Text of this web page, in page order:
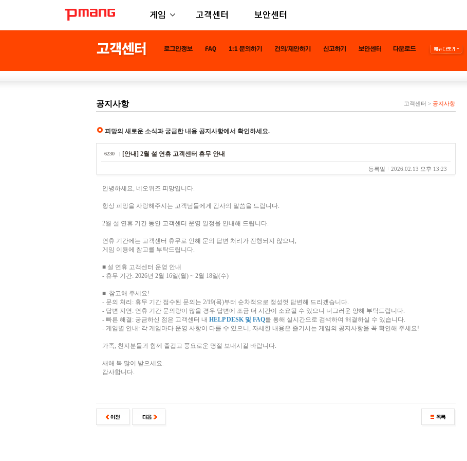
게임 고객센터 보안센터
공지사항 고객센터 > 공지사항
피망의 새로운 소식과 궁금한 내용 공지사항에서 확인하세요.
6230 [안내] 2월 설 연휴 고객센터 휴무 안내
등록일 2026.02.13 오후 13:23
안녕하세요, 네오위즈 피망입니다.
항상 피망을 사랑해주시는 고객님들에게 감사의 말씀을 드립니다.
2월 설 연휴 기간 동안 고객센터 운영 일정을 안내해 드립니다.
연휴 기간에는 고객센터 휴무로 인해 문의 답변 처리가 진행되지 않으니,
게임 이용에 참고를 부탁드립니다.
■ 설 연휴 고객센터 운영 안내
- 휴무 기간: 2026년 2월 16일(월) ~ 2월 18일(수)
■ 참고해 주세요!
- 문의 처리: 휴무 기간 접수된 문의는 2/19(목)부터 순차적으로 정성껏 답변해 드리겠습니다.
- 답변 지연: 연휴 기간 문의량이 많을 경우 답변에 조금 더 시간이 소요될 수 있으니 너그러운 양해 부탁드립니다.
- 빠른 해결: 궁금하신 점은 고객센터 내 HELP DESK 및 FAQ를 통해 실시간으로 검색하여 해결하실 수 있습니다.
- 게임별 안내: 각 게임마다 운영 사항이 다를 수 있으니, 자세한 내용은 즐기시는 게임의 공지사항을 꼭 확인해 주세요!
가족, 친지분들과 함께 즐겁고 풍요로운 명절 보내시길 바랍니다.
새해 복 많이 받으세요.
감사합니다.